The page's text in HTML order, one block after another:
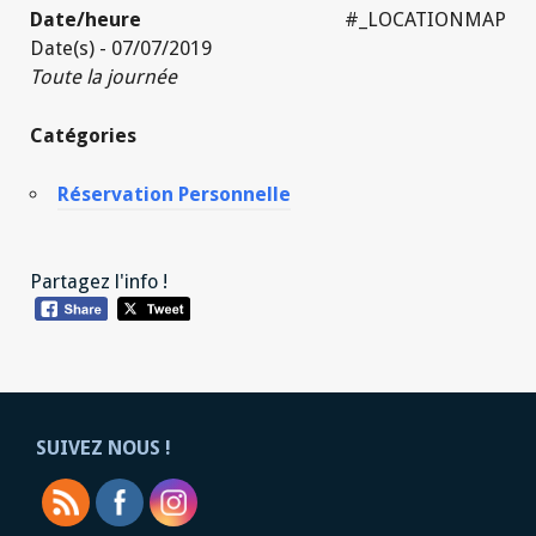
#_LOCATIONMAP
Date/heure
Date(s) - 07/07/2019
Toute la journée
Catégories
Réservation Personnelle
Partagez l'info !
SUIVEZ NOUS !